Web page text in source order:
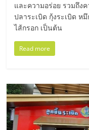
พัฒนา
ระบบ
และความอร่อย รวมถึง
ปลาระเบิด กุ้งระเบิด ห
ไส้กรอก เป็นต้น
Read more